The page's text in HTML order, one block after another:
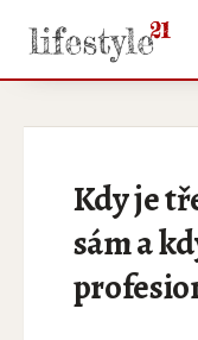
Kdy je
sám a